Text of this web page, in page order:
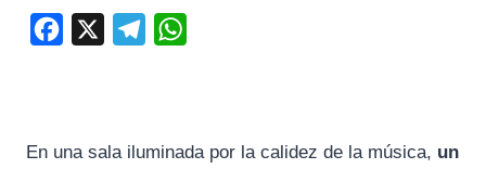
b
g
s
En una sala iluminada por la calidez de la música, un